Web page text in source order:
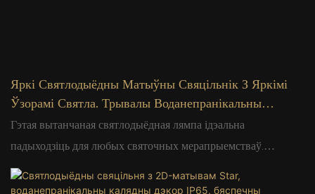
Яркі Святлодыёдны Матыўны Свяцільнік З Яркімі
Ўзорамі Святла. Трывалы Воданепранікальны
Дызайн, Ідэальна Падыходзіць Для Святочнага
Ўпрыгожвання, Саду І Вулічных Святочных Сцэн.
Гэтая вытанчаная святлодыёдная лямпа ідэальна
падыходзіць для любых святочных мерапрыемстваў.
Даступныя розныя ўзоры і стылі, якія адпавядаюць
разнастайным дэкаратыўным патрабаванням. Яна выдатна